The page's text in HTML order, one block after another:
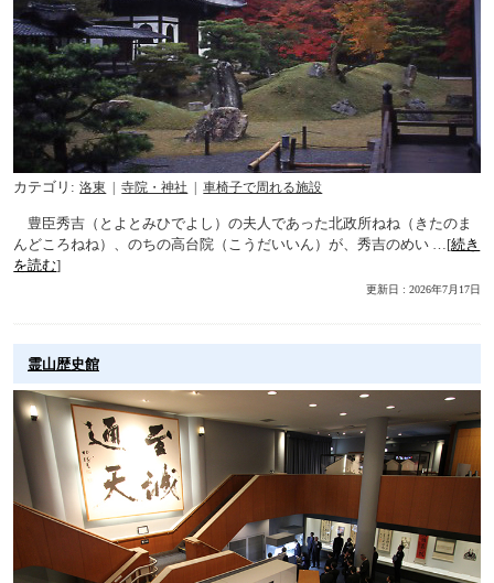
カテゴリ 洛東 寺院・神社 車椅子で周れる施設
豊臣秀吉（とよとみひでよし）の夫人であった北政所ねね（きたのま
んどころねね）、のちの高台院（こうだいいん）が、秀吉のめい …[続き
を読む]
更新日 : 2026年7月17日
霊山歴史館